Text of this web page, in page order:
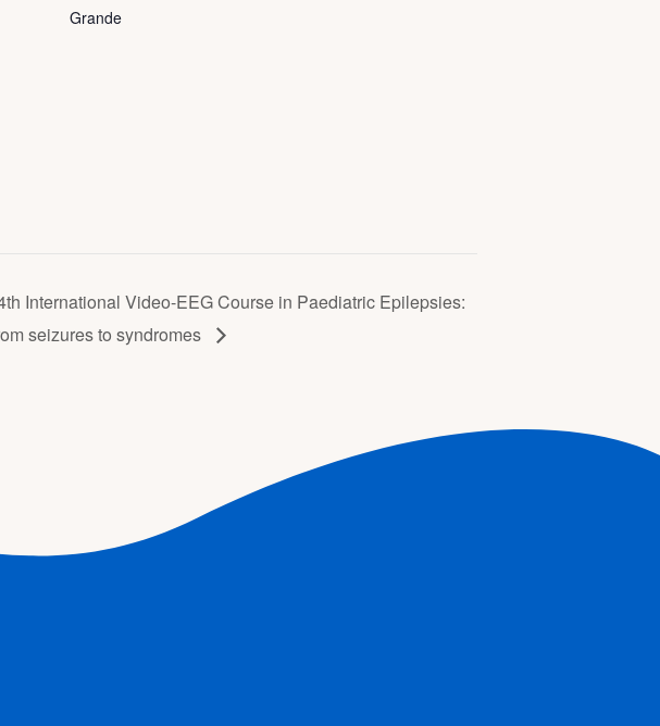
Grande
International Video-EEG Course in Paediatric Epilepsies:
seizures to syndromes